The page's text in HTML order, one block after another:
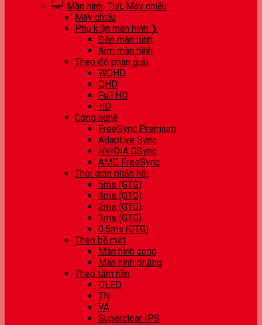
Màn hình, Tivi, Máy chiếu
Máy chiếu
Phụ kiện màn hình ❯
Đèn màn hình
Arm màn hình
Theo độ phân giải
WQHD
QHD
Full HD
HD
Công nghệ
FreeSync Premium
Adaptive Sync
NVIDIA GSync
AMD FreeSync
Thời gian phản hồi
5ms (GTG)
4ms (GTG)
2ms (GTG)
1ms (GTG)
0.5ms (GTG)
Theo bề mặt
Màn hình cong
Màn hình phẳng
Theo tấm nền
OLED
TN
VA
Superclear IPS